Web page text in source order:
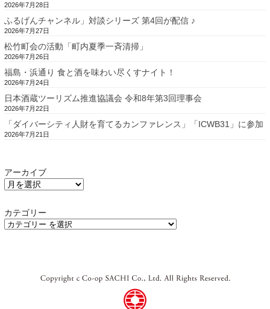
2026年7月28日
ふるげんチャンネル」対談シリーズ 第4回が配信 ♪
2026年7月27日
松竹町会の活動「町内夏季一斉清掃」
2026年7月26日
福島・浜通り 食と酒を味わい尽くすナイト！
2026年7月24日
日本酒蔵ツーリズム推進協議会 令和8年第3回理事会
2026年7月22日
「ダイバーシティ人財を育てるカンファレンス」「ICWB31」に参加
2026年7月21日
アーカイブ
カテゴリー